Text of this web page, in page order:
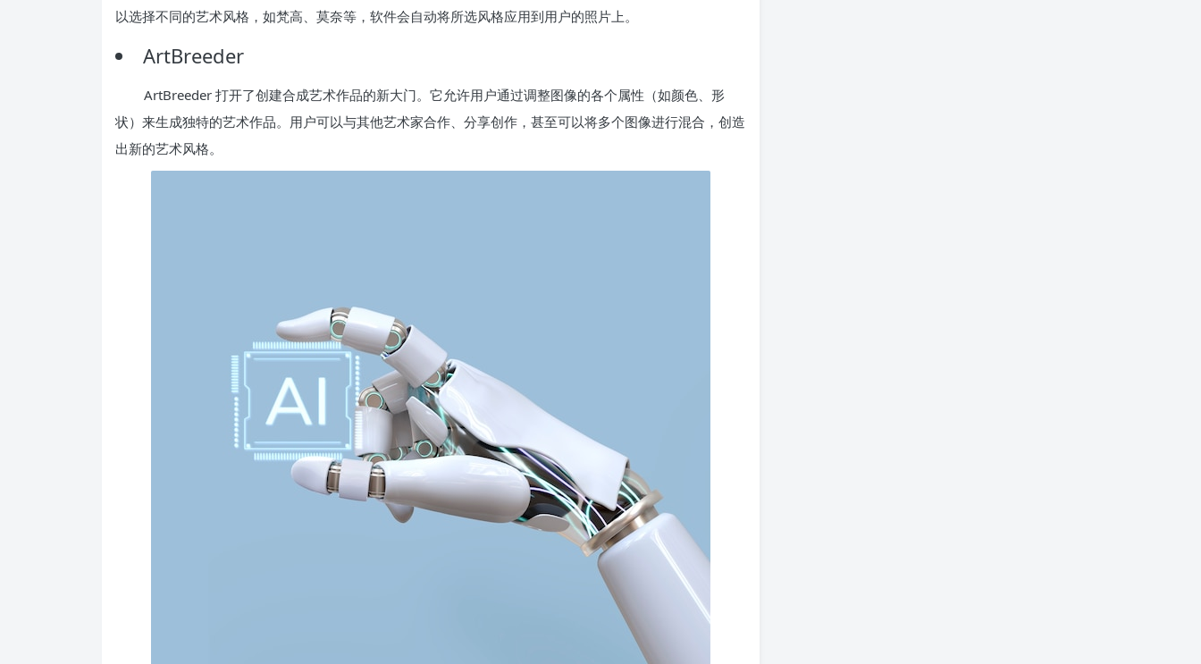
以选择不同的艺术风格，如梵高、莫奈等，软件会自动将所选风格应用到用户的照片上。
ArtBreeder
ArtBreeder 打开了创建合成艺术作品的新大门。它允许用户通过调整图像的各个属性（如颜色、形
状）来生成独特的艺术作品。用户可以与其他艺术家合作、分享创作，甚至可以将多个图像进行混合，创造
出新的艺术风格。